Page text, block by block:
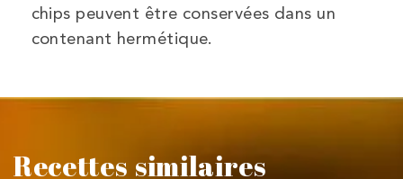
chips peuvent être conservées dans un
contenant hermétique.
Recettes similaires